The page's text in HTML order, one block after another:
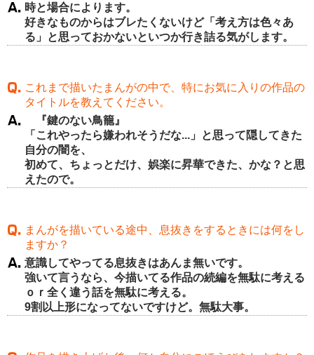
時と場合によります。
好きなものからはブレたくないけど「考え方は色々あ
る」と思っておかないといつか行き詰る気がします。
これまで描いたまんがの中で、特にお気に入りの作品の
タイトルを教えてください。
『鍵のない鳥籠』
「これやったら嫌われそうだな...」と思って隠してきた
自分の闇を、
初めて、ちょっとだけ、娯楽に昇華できた、かな？と思
えたので。
まんがを描いている途中、息抜きをするときには何をし
ますか？
意識してやってる息抜きはあんま無いです。
強いて言うなら、今描いてる作品の続編を無駄に考える
ｏｒ全く違う話を無駄に考える。
9割以上形になってないですけど。無駄大事。